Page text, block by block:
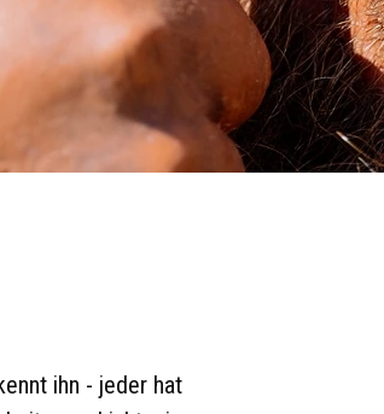
ihn - jeder hat